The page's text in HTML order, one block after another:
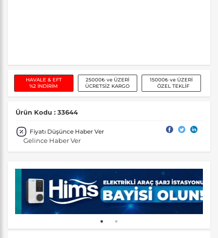
HAVALE & EFT
%2 İNDİRİM
25000₺ ve ÜZERİ
ÜCRETSİZ KARGO
15000₺ ve ÜZERİ
ÖZEL TEKLİF
Ürün Kodu : 33644
Fiyatı Düşünce Haber Ver
Gelince Haber Ver